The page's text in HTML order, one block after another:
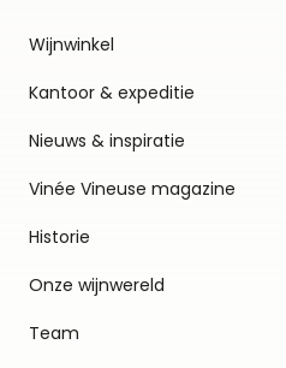
Wijnwinkel
Kantoor & expeditie
Nieuws & inspiratie
Vinée Vineuse magazine
Historie
Onze wijnwereld
Team